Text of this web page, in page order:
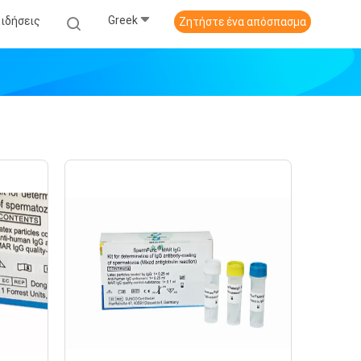
Greek Ζητήστε ένα απόσπασμα